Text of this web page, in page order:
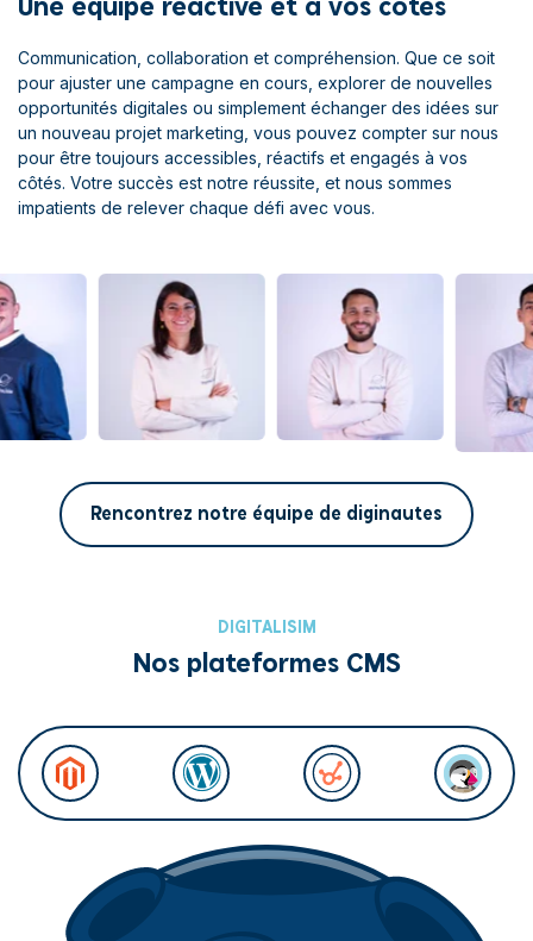
Communication, collaboration et compréhension. Que ce soit
pour ajuster une campagne en cours, explorer de nouvelles
opportunités digitales ou simplement échanger des idées sur
un nouveau projet marketing, vous pouvez compter sur nous
pour être toujours accessibles, réactifs et engagés à vos
côtés. Votre succès est notre réussite, et nous sommes
impatients de relever chaque défi avec vous.
Rencontrez notre équipe de diginautes
DIGITALISIM
Nos plateformes CMS